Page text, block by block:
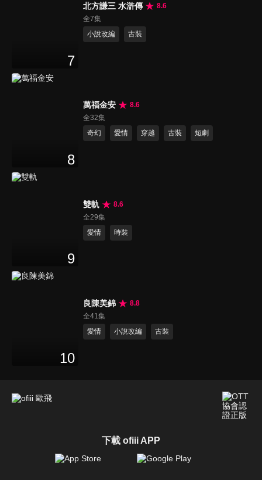
7
北方謙三 水滸傳
8.6
全7集
小說改編
古裝
8
萬福金安
8.6
全32集
奇幻
愛情 穿越 古裝 短劇
9
雙軌
8.6
全29集
愛情
時裝
10
良陳美錦
8.8
全41集
愛情
小說改編 古裝
下載 ofiii APP